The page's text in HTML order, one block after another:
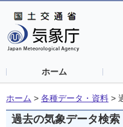
ホーム
ホーム > 各種データ・資料 >
過去の気象データ検索